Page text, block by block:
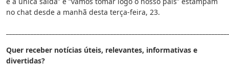
no chat desde a manhã desta terça-feira, 23.
Quer receber notícias úteis, relevantes, informativas e
divertidas?